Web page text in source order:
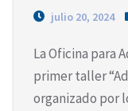
julio 20, 2024
La Oficina para
primer taller
organizado por